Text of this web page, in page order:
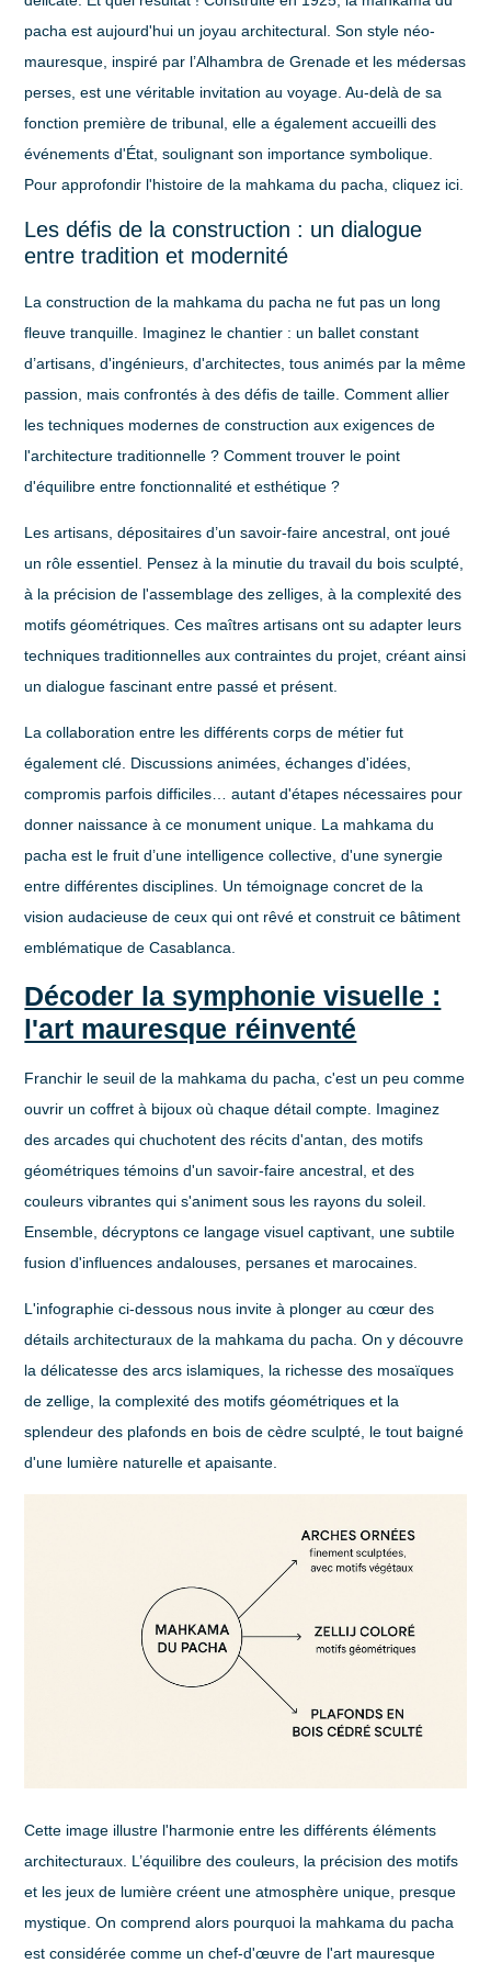
pacha est aujourd'hui un joyau architectural. Son style néo-
mauresque, inspiré par l’Alhambra de Grenade et les médersas
perses, est une véritable invitation au voyage. Au-delà de sa
fonction première de tribunal, elle a également accueilli des
événements d'État, soulignant son importance symbolique.
Pour approfondir l'histoire de la mahkama du pacha, cliquez ici.
Les défis de la construction : un dialogue
entre tradition et modernité
La construction de la mahkama du pacha ne fut pas un long
fleuve tranquille. Imaginez le chantier : un ballet constant
d’artisans, d'ingénieurs, d'architectes, tous animés par la même
passion, mais confrontés à des défis de taille. Comment allier
les techniques modernes de construction aux exigences de
l'architecture traditionnelle ? Comment trouver le point
d'équilibre entre fonctionnalité et esthétique ?
Les artisans, dépositaires d’un savoir-faire ancestral, ont joué
un rôle essentiel. Pensez à la minutie du travail du bois sculpté,
à la précision de l'assemblage des zelliges, à la complexité des
motifs géométriques. Ces maîtres artisans ont su adapter leurs
techniques traditionnelles aux contraintes du projet, créant ainsi
un dialogue fascinant entre passé et présent.
La collaboration entre les différents corps de métier fut
également clé. Discussions animées, échanges d'idées,
compromis parfois difficiles… autant d'étapes nécessaires pour
donner naissance à ce monument unique. La mahkama du
pacha est le fruit d’une intelligence collective, d'une synergie
entre différentes disciplines. Un témoignage concret de la
vision audacieuse de ceux qui ont rêvé et construit ce bâtiment
emblématique de Casablanca.
Décoder la symphonie visuelle :
l'art mauresque réinventé
Franchir le seuil de la mahkama du pacha, c'est un peu comme
ouvrir un coffret à bijoux où chaque détail compte. Imaginez
des arcades qui chuchotent des récits d'antan, des motifs
géométriques témoins d'un savoir-faire ancestral, et des
couleurs vibrantes qui s'animent sous les rayons du soleil.
Ensemble, décryptons ce langage visuel captivant, une subtile
fusion d'influences andalouses, persanes et marocaines.
L'infographie ci-dessous nous invite à plonger au cœur des
détails architecturaux de la mahkama du pacha. On y découvre
la délicatesse des arcs islamiques, la richesse des mosaïques
de zellige, la complexité des motifs géométriques et la
splendeur des plafonds en bois de cèdre sculpté, le tout baigné
d'une lumière naturelle et apaisante.
Cette image illustre l'harmonie entre les différents éléments
architecturaux. L’équilibre des couleurs, la précision des motifs
et les jeux de lumière créent une atmosphère unique, presque
mystique. On comprend alors pourquoi la mahkama du pacha
est considérée comme un chef-d'œuvre de l'art mauresque